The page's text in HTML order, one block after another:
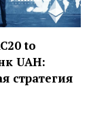
to
UAH:
стратегия